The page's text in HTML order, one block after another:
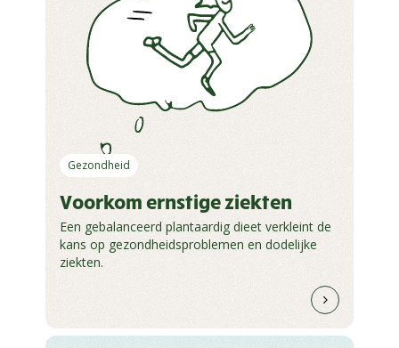
Gezondheid
Voorkom ernstige ziekten
Een gebalanceerd plantaardig dieet verkleint de
kans op gezondheidsproblemen en dodelijke
ziekten.